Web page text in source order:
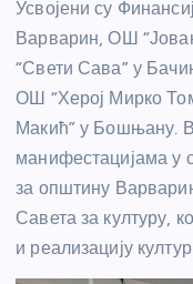
Усвојени су
Варварин, ОШ
“Свети Сава” у
ОШ “Херој Мирко
Макић” у Бошњану.
манифестацијама у
за општину
Савета за културу,
и реализацију